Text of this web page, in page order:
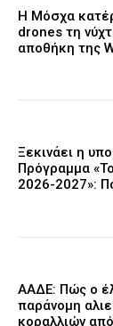
Η Μόσχα
drones τη
αποθήκη της
Ξεκινάει η
Πρόγραμμα
2026-2027»:
ΑΑΔΕ: Πώς ο
παράνομη
κοραλλιών